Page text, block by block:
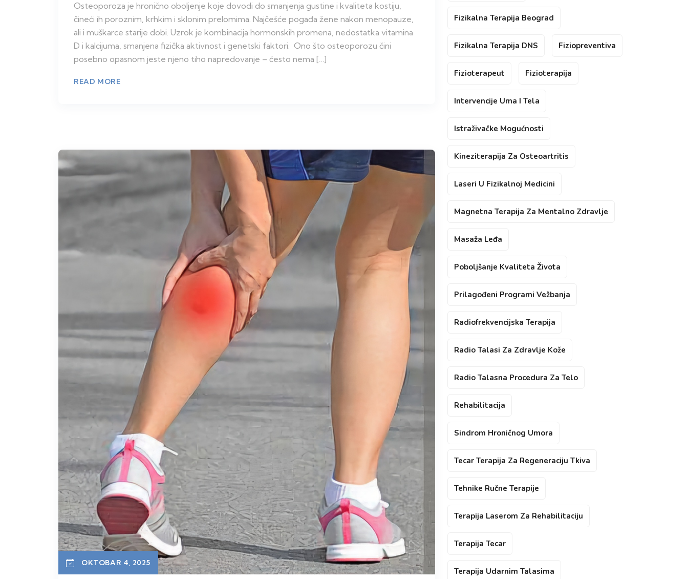
Osteoporoza je hronično oboljenje koje dovodi do smanjenja gustine i kvaliteta kostiju,
čineći ih poroznim, krhkim i sklonim prelomima. Najčešće pogađa žene nakon menopauze,
ali i muškarce starije dobi. Uzrok je kombinacija hormonskih promena, nedostatka vitamina
D i kalcijuma, smanjena fizička aktivnost i genetski faktori. Ono što osteoporozu čini
posebno opasnom jeste njeno tiho napredovanje – često nema […]
READ MORE
OKTOBAR 4, 2025
Fizikalna Terapija Beograd
Fizikalna Terapija DNS Fiziopreventiva
Fizioterapeut Fizioterapija
Intervencije Uma I Tela
Istraživačke Mogućnosti
Kineziterapija Za Osteoartritis
Laseri U Fizikalnoj Medicini
Magnetna Terapija Za Mentalno Zdravlje
Masaža Leđa
Poboljšanje Kvaliteta Života
Prilagođeni Programi Vežbanja
Radiofrekvencijska Terapija
Radio Talasi Za Zdravlje Kože
Radio Talasna Procedura Za Telo
Rehabilitacija
Sindrom Hroničnog Umora
Tecar Terapija Za Regeneraciju Tkiva
Tehnike Ručne Terapije
Terapija Laserom Za Rehabilitaciju
Terapija Tecar
Terapija Udarnim Talasima